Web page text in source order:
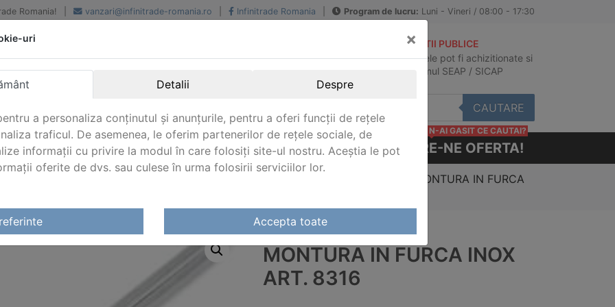
Romania! vanzari@infinitrade-romania.ro Infinitrade Romania Program de lucru: Luni - Vineri / 08:00 - 17:30
renume
National si international
Livrari din stoc intern sau
ACHIZITII PUBLICE
Produsele pot fi achizitionate si
in sistemul SEAP / SICAP
CAUTARE
CERE-NE OFERTA!
N-AI GASIT CE CAUTAI?
/ MONTURA IN FURCA
MONTURA IN FURCA INOX
ART. 8316
uri ×
Detalii Despre
a personaliza conținutul și anunțurile, pentru a oferi funcții de rețele
traficul. De asemenea, le oferim partenerilor de rețele sociale, de
informații cu privire la modul în care folosiți site-ul nostru. Aceștia le pot
oferite de dvs. sau culese în urma folosirii serviciilor lor.
Accepta toate